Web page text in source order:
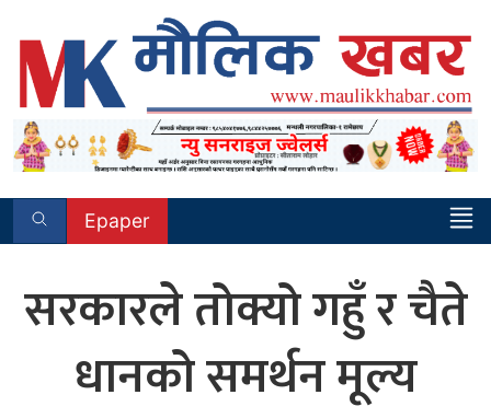
content
Epaper
सरकारले तोक्यो गहुँ र चैते
धानको समर्थन मूल्य